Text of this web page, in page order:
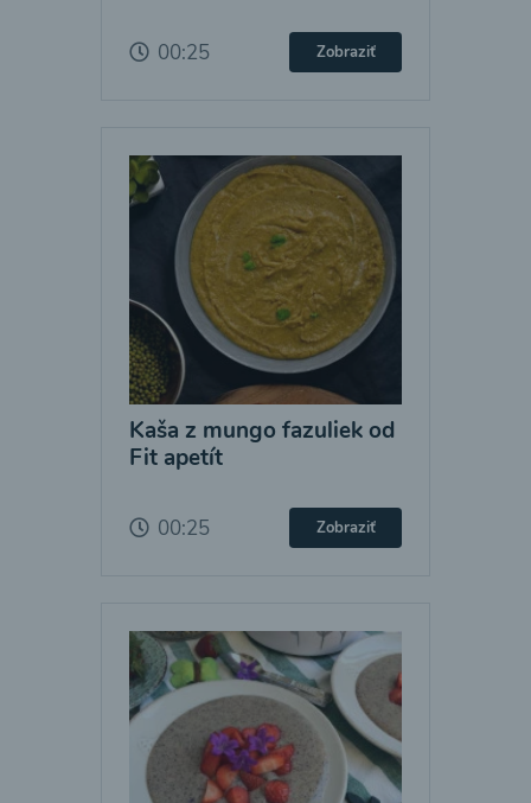
00:25 Zobraziť
Kaša z mungo fazuliek od
Fit apetít
00:25 Zobraziť